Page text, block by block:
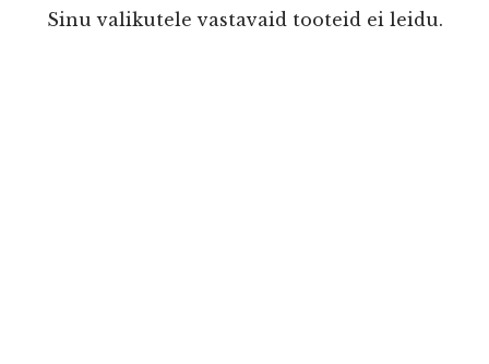
Sinu valikutele vastavaid tooteid ei leidu.